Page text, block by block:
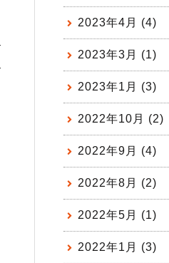
2023年4月 (4)
2023年3月 (1)
2023年1月 (3)
2022年10月 (2)
2022年9月 (4)
2022年8月 (2)
2022年5月 (1)
2022年1月 (3)